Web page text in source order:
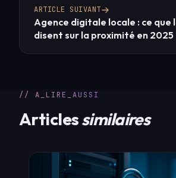
ARTICLE SUIVANT
Agence digitale locale : ce que
disent sur la proximité en 2025
// A_LIRE_AUSSI
Articlessimilaires